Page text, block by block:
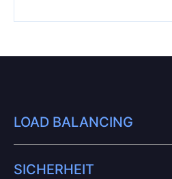
LOAD BALANCING
SICHERHEIT